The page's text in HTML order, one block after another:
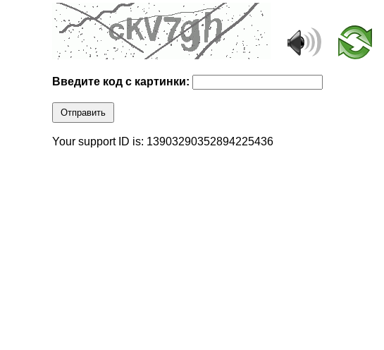
Введите код с картинки:
Отправить
Your support ID is: 13903290352894225436